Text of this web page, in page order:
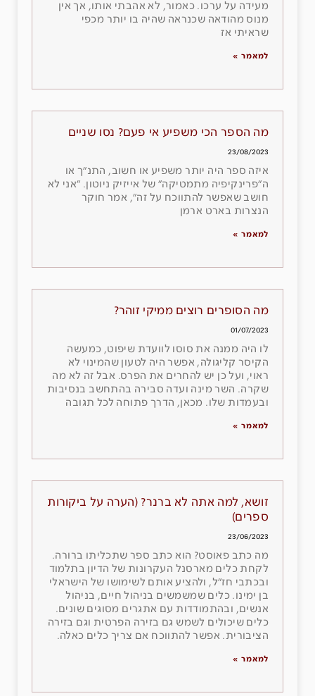
מעידה על ערכו. כאמור, לא אהבתי אותו, אך אין
מנוס מהודאה שכנראה שהיה בו יותר מכפי
שראיתי אז
למאמר »
מה הספר הכי משפיע אי פעם? נסו שניים
23/08/2023
איזה ספר היה יותר משפיע או חשוב, התנ״ך או
ה״פרינקיפיה מתמטיקה״ של אייזיק ניוטון. ״אני לא
חושב שאפשר להתווכח על זה״, אמר חוקר
הנצרות בארט ארמן
למאמר »
מה הסופרים רוצים ממיקי זוהר?
01/07/2023
לו היה ממנה את סוסו לוועדת שיפוט, כמעשה
הקיסר קליגולה, אפשר היה לטעון שהמינוי לא
ראוי, ועל כן יש להחרים את הפרס. אבל זה לא מה
שקרה. השר מינה ועדה סבירה בהתחשב בנסיבות
ובעמדות שלו. מכאן, הדרך פתוחה לכל תגובה
למאמר »
זושא, למה אתה לא ברנר? (הערה על ביקורות
ספרים)
23/06/2023
מה כתב פאוסט? הוא כתב ספר שתכליתו ברורה.
לקחת כלים מארסנל העקרונות של הדיון בתלמוד
ובכתבי חז״ל, ולהציע אותם לשימושו של הישראלי
בן ימינו. כלים שמשמשים בניהול חיים, בניהול
אנשים, ובהתמודדות עם אתגרים מסוגים שונים.
כלים שיכולים לשמש גם בזירה הפרטית וגם בזירה
הציבורית. אפשר להתווכח אם צריך כלים כאלה.
למאמר »